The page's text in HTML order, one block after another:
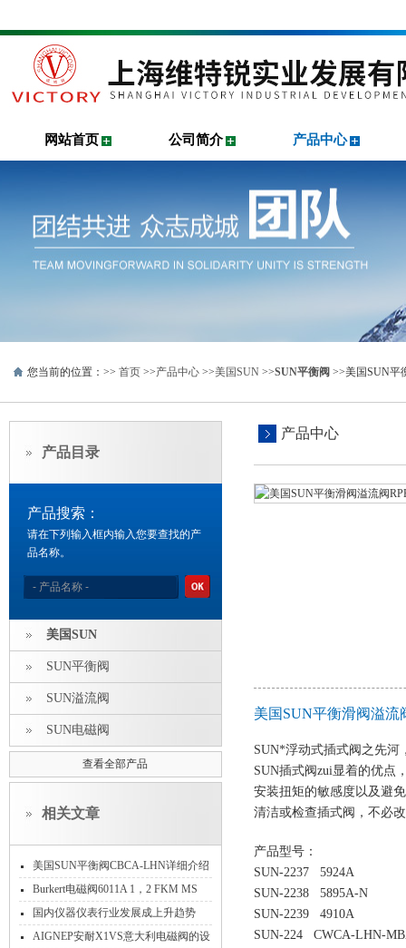
网站首页 公司简介 产品中心
您当前的位置：>> 首页 >>产品中心 >>美国SUN >>SUN平衡阀 >>美国SUN平
产品目录
产品搜索：
请在下列输入框内输入您要查找的产
品名称。
美国SUN
SUN平衡阀
SUN溢流阀
SUN电磁阀
查看全部产品
相关文章
美国SUN平衡阀CBCA-LHN详细介绍
Burkert电磁阀6011A 1，2 FKM MS
00134084德国原装
国内仪器仪表行业发展成上升趋势
AIGNEP安耐X1VS意大利电磁阀的设
产品中心
美国SUN平衡滑阀溢流
SUN*浮动式插式阀之先河
SUN插式阀zui显着的优点
安装扭矩的敏感度以及避
清洁或检查插式阀，不必
产品型号：
SUN-2237 5924A
SUN-2238 5895A-N
SUN-2239 4910A
SUN-224 CWCA-LHN-